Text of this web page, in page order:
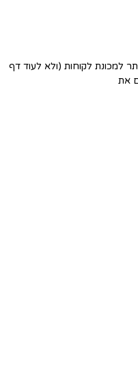
למכונת לקוחות (ולא לעוד דף
את